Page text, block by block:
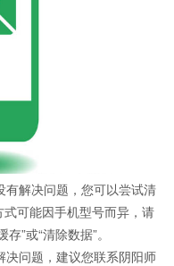
解决问题，您可以尝试清
可能因手机型号而异，请
”或“清除数据”。
问题，建议您联系阴阳师